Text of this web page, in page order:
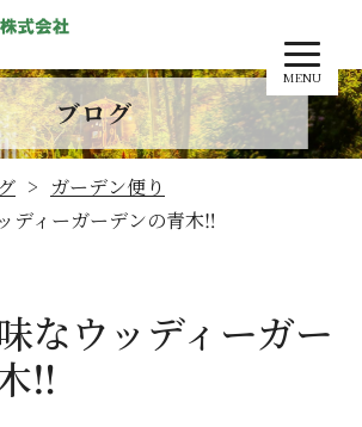
MENU
ブログ
ガーデン便り
ディーガーデンの青木‼️
なウッディーガー
‼️